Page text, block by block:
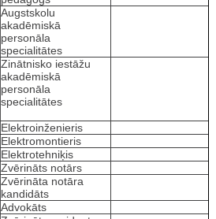
Augstskolu
akadēmiskā
personāla
specialitātes
Zinātnisko iestāžu
akadēmiskā
personāla
specialitātes
Elektroinženieris
Elektromontieris
Elektrotehniķis
Zvērināts notārs
Zvērināta notāra
kandidāts
Advokāts